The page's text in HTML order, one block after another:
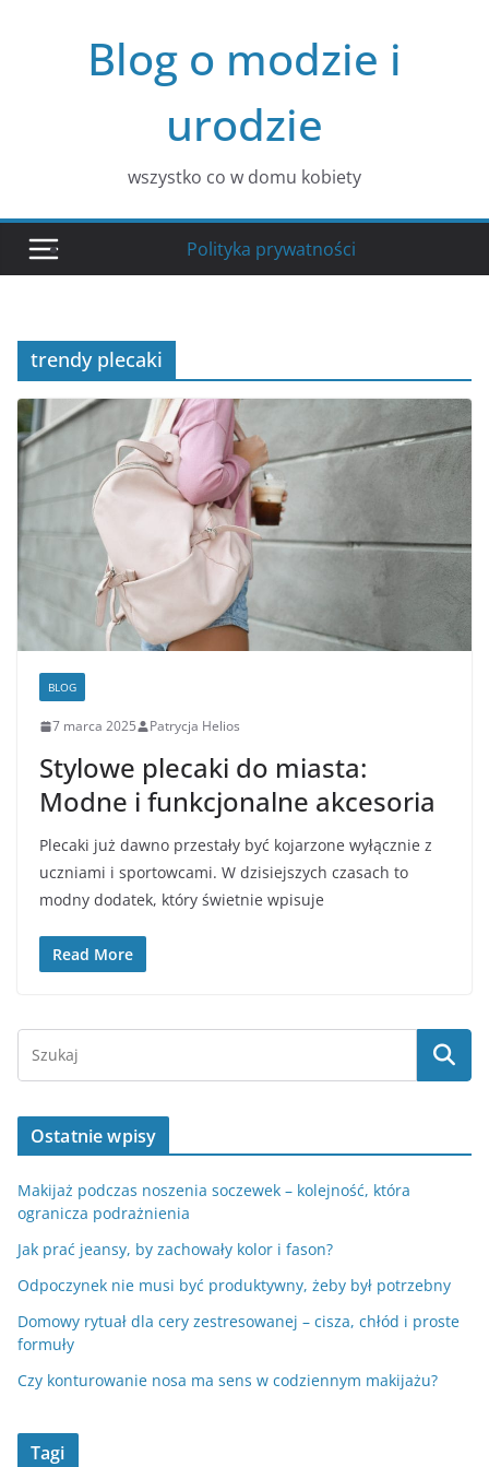
Blog o modzie i
urodzie
wszystko co w domu kobiety
Polityka prywatności
trendy plecaki
BLOG
7 marca 2025 Patrycja Helios
Stylowe plecaki do miasta:
Modne i funkcjonalne akcesoria
Plecaki już dawno przestały być kojarzone wyłącznie z
uczniami i sportowcami. W dzisiejszych czasach to
modny dodatek, który świetnie wpisuje
Read More
Ostatnie wpisy
Makijaż podczas noszenia soczewek – kolejność, która
ogranicza podrażnienia
Jak prać jeansy, by zachowały kolor i fason?
Odpoczynek nie musi być produktywny, żeby był potrzebny
Domowy rytuał dla cery zestresowanej – cisza, chłód i proste
formuły
Czy konturowanie nosa ma sens w codziennym makijażu?
Tagi